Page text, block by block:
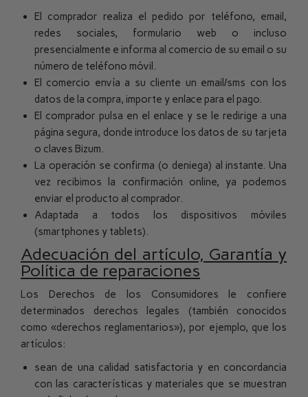
El comprador realiza el pedido por teléfono, email,
redes sociales, formulario web o incluso
presencialmente e informa al comercio de su email o su
número de teléfono móvil.
El comercio envía a su cliente un email/sms con los
datos de la compra, importe y enlace para el pago.
El comprador pulsa en el enlace y se le redirige a una
página segura, donde introduce los datos de su tarjeta
o claves Bizum.
La operación se confirma (o deniega) al instante. Una
vez recibimos la confirmación online, ya podemos
enviar el producto al comprador.
Adaptada a todos los dispositivos móviles
(smartphones y tablets).
Adecuación del artículo, Garantía y
Política de reparaciones
Los Derechos de los Consumidores le confiere
determinados derechos legales (también conocidos
como «derechos reglamentarios»), por ejemplo, que los
artículos:
sean de una calidad satisfactoria y en concordancia
con las características y materiales que se muestran